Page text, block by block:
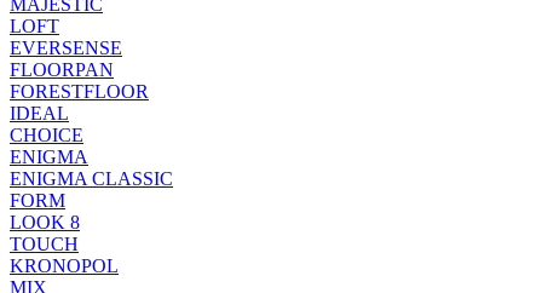
MAJESTIC
LOFT
EVERSENSE
FLOORPAN
FORESTFLOOR
IDEAL
CHOICE
ENIGMA
ENIGMA CLASSIC
FORM
LOOK 8
TOUCH
KRONOPOL
MIX